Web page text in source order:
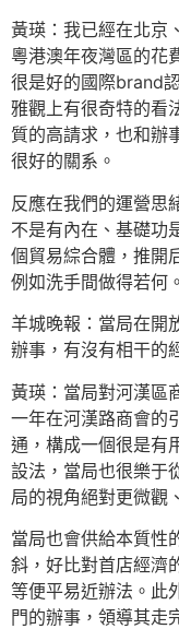
黃瑛：我已經在北京
粵港澳年夜灣區的花
很是好的國際brand
雅觀上有很奇特的看
質的高請求，也和辦
很好的關系。
反應在我們的運營思
不是有內在、基礎功
個貿易綜合體，推開
例如洗手間做得若何。
羊城晚報：當局在開
辦事，有沒有相干的
黃瑛：當局對河漢區
一年在河漢路商會的
通，構成一個很是有
設法，當局也很樂于
局的視角絕對更微觀
當局也會供給本質性
斜，好比對首店經濟
等便平易近辦法。此
門的辦事，領導其走